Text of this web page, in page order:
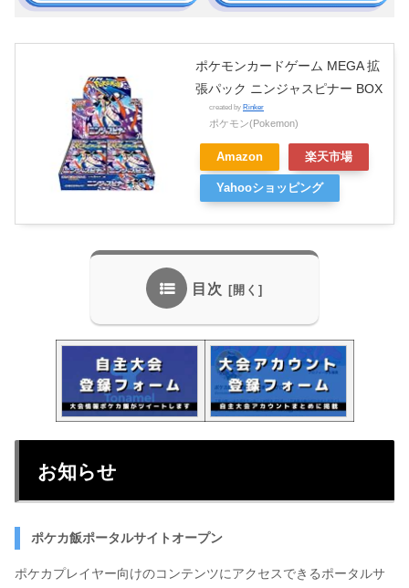
ポケモンカードゲーム MEGA 拡
張パック ニンジャスピナー BOX
created by Rinker
ポケモン(Pokemon)
Amazon 楽天市場
Yahooショッピング
目次
お知らせ
ポケカ飯ポータルサイトオープン
ポケカプレイヤー向けのコンテンツにアクセスできるポータルサ